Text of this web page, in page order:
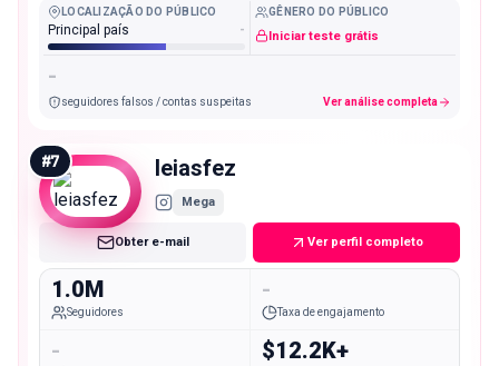
LOCALIZAÇÃO DO PÚBLICO
Principal país -
GÊNERO DO PÚBLICO
Iniciar teste grátis
-
seguidores falsos / contas suspeitas Ver análise completa
#7 leiasfez
Mega
Obter e-mail Ver perfil completo
1.0M
Seguidores
-
Taxa de engajamento
- $12.2K+